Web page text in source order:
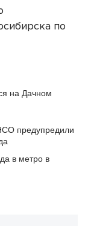
по
на Дачном
предупредили
в метро в